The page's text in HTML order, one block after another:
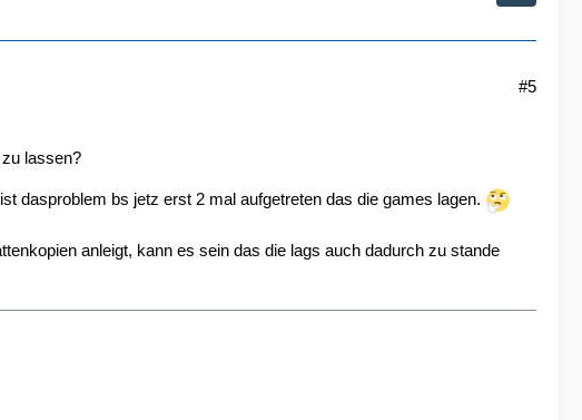
#5
lassen?
dasproblem bs jetz erst 2 mal aufgetreten das die games lagen.
anleigt, kann es sein das die lags auch dadurch zu stande